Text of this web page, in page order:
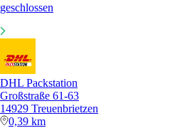
geschlossen
DHL Packstation
Großstraße 61-63
14929 Treuenbrietzen
0,39 km